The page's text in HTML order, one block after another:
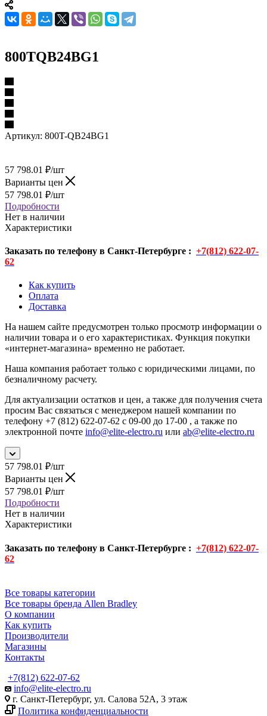
800TQB24BG1
Артикул: 800T-QB24BG1
57 798.01 ₽/шт
Варианты цен
57 798.01 ₽/шт
Подробности
Нет в наличии
Характеристики
Заказать по телефону в Санкт-Петербурге : +7(812) 622-07-
62
Как купить
Оплата
Доставка
На нашем сайте предусмотрен только просмотр информации о
наличии товара и о его характеристиках. Функция покупки
«интернет-магазина» временно не работает.
Наша компания работает только с юридическими лицами, по
безналичному расчету.
Для актуализации остатков и цен, а также для получения счета
просим Вас связаться с менеджером нашей компании по
телефону +7 (812) 622-07-62 с 09-00 до 17-00 , а также по
электронной почте info@elite-electro.ru или ab@elite-electro.ru
57 798.01 ₽/шт
Варианты цен
57 798.01 ₽/шт
Подробности
Нет в наличии
Характеристики
Заказать по телефону в Санкт-Петербурге : +7(812) 622-07-
62
Все товары категории
Все товары бренда Allen Bradley
О компании
Как купить
Производители
Магазины
Контакты
+7(812) 622-07-62
info@elite-electro.ru
г. Санкт-Петербург, ул. Салова 52А, 3 этаж
Политика конфиденциальности